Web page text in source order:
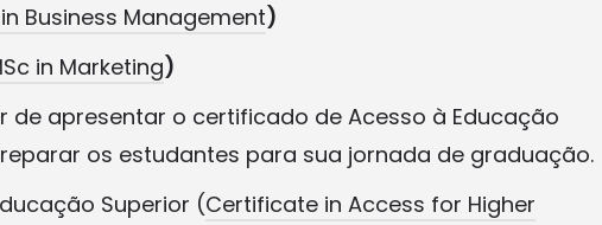
Business Management)
in Marketing)
de apresentar o certificado de Acesso à Educação
os estudantes para sua jornada de graduação.
Superior (Certificate in Access for Higher